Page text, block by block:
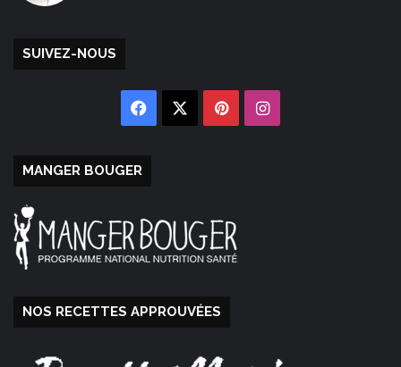
SUIVEZ-NOUS
Facebook PinterestInstagram
MANGER BOUGER
NOS RECETTES APPROUVÉES